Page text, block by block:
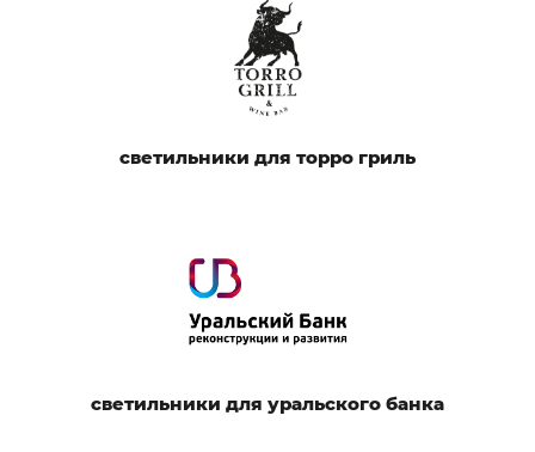
светильники для торро гриль
светильники для уральского банка